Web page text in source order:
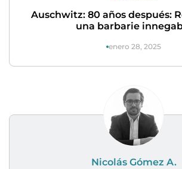
Auschwitz: 80 años después:
una barbarie
enero 28, 2025
Nicolás Gómez A.